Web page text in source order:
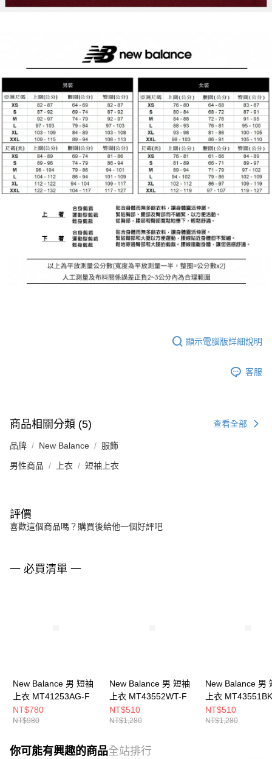
顯示電腦版詳細說明
客服
商品相關分類 (5) 查看全部
品牌 New Balance 服飾
男性商品 上衣 短袖上衣
評價
喜歡這個商品嗎？購買後給他一個好評吧
一 必買清單 一
New Balance 男 短袖
上衣 MT41253AG-F
NT$780
NT$980
New Balance 男 短袖
上衣 MT43552WT-F
NT$510
NT$1,280
New Balance 男
上衣
NT$510
NT$1,280
你可能有興趣的商品全站排行